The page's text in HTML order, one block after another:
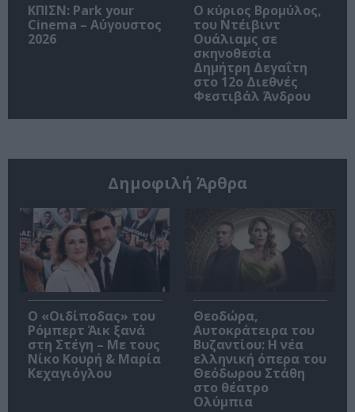
ΚΠΙΣΝ: Park your
Cinema – Αύγουστος
2026
O κύριος Βρομύλος,
του Ντέιβιντ
Ουάλιαμς σε
σκηνοθεσία
Δημήτρη Δεγαΐτη
στο 12ο Διεθνές
Φεστιβάλ Άνδρου
Δημοφιλή Άρθρα
O «Οιδίποδας» του
Ρόμπερτ Άικ ξανά
στη Στέγη – Με τους
Νίκο Κουρή & Μαρία
Κεχαγιόγλου
Θεοδώρα,
Αυτοκράτειρα του
Βυζαντίου: Η νέα
ελληνική όπερα του
Θεόδωρου Στάθη
στο θέατρο
Ολύμπια